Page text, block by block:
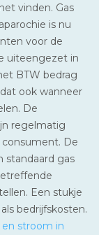
vinden. Gas
is nu
voor de
uiteengezet in
BTW bedrag
ook wanneer
De
regelmatig
De
standaard gas
Een stukje
bedrijfskosten.
en stroom in